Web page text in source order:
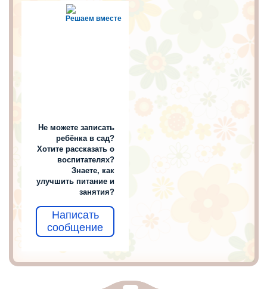
Решаем вместе
Не можете записать
ребёнка в сад?
Хотите рассказать о
воспитателях?
Знаете, как
улучшить питание и
занятия?
Написать
сообщение